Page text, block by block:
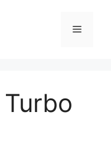
Menu